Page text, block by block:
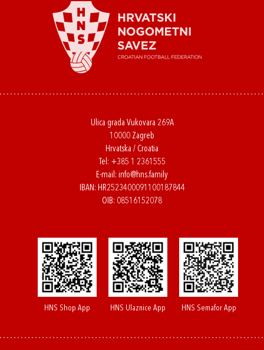
Ulica grada Vukovara 269A
10000 Zagreb
Hrvatska / Croatia
Tel: +385 1 2361555
E-mail: info@hns.family
IBAN: HR2523400091100187844
OIB: 08516152078
HNS Shop App HNS Ulaznice App HNS Semafor App